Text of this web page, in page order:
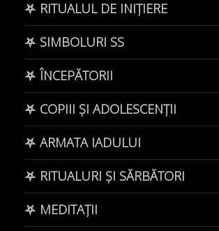
⛧ RITUALUL DE INIȚIERE
⛧ SIMBOLURI SS
⛧ ÎNCEPĂTORII
⛧ COPIII ȘI ADOLESCENȚII
⛧ ARMATA IADULUI
⛧ RITUALURI ȘI SĂRBĂTORI
⛧ MEDITAȚII